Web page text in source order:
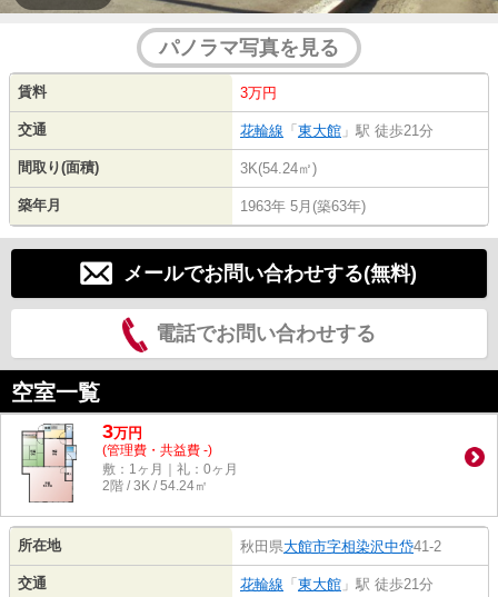
パノラマ写真を見る
賃料 3万円
交通 花輪線 「 東大館 」駅 徒歩21分
間取り(面積) 3K(54.24㎡)
築年月 1963年 5月(築63年)
メールでお問い合わせする(無料)
電話でお問い合わせする
空室一覧
3万円
(管理費・共益費 -)
敷：1ヶ月｜礼：0ヶ月
2階 / 3K / 54.24㎡
所在地 秋田県大館市字相染沢中岱41-2
交通 花輪線 「 東大館 」駅 徒歩21分